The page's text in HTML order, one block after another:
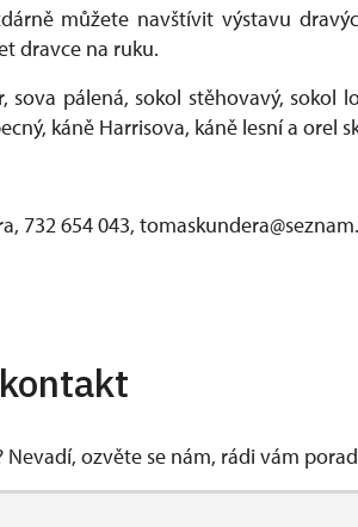
můžete navštívit výstavu
dravce na ruku.
sova pálená, sokol stěhovavý, sokol
káně Harrisova, káně lesní a orel
732 654 043,
Nevadí, ozvěte se nám, rádi vám